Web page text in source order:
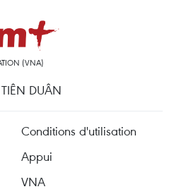
(VNA)
DUÂN
Conditions d'utilisation
Appui
VNA